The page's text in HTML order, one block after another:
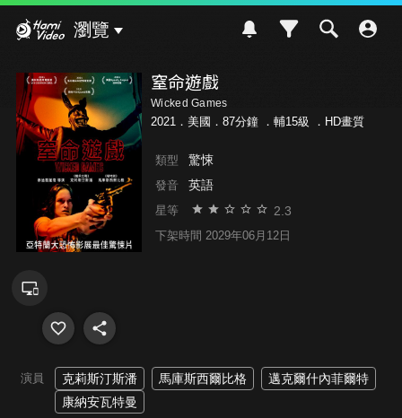
瀏覽
窒命遊戲
Wicked Games
2021．美國．87分鐘 ． 輔15級 ．HD畫質
類型 驚悚
發音 英語
星等 2.3
下架時間 2029年06月12日
演員 克莉斯汀斯潘 馬庫斯西爾比格
邁克爾什內菲爾特
康納安瓦特曼